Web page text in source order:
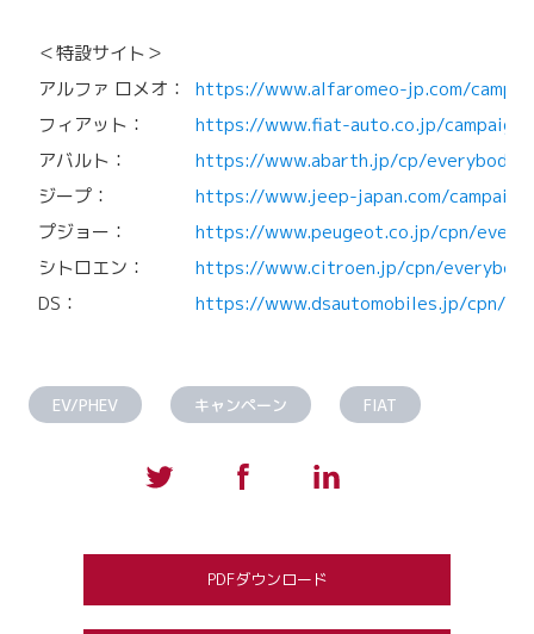
＜特設サイト＞
アルファ ロメオ：
https://www.alfaromeo-jp.com/
フィアット：
https://www.fiat-auto.co.jp/campaign/
アバルト：
https://www.abarth.jp/cp/
ジープ：
https://www.jeep-japan.com/
プジョー：
https://www.peugeot.co.jp/cpn/
シトロエン：
https://www.citroen.jp/cpn/
DS：
https://www.dsautomobiles.jp/cpn/
EV/PHEV キャンペーン FIAT
PDFダウンロード